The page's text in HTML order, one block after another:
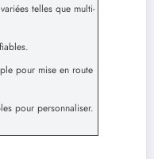
telles que multi-
pour mise en route
pour personnaliser.